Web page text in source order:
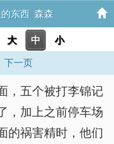
东西 森森
大 中 小
下一页
，五个被打李锦记
，加上之前停车场
的祸害精时，他们